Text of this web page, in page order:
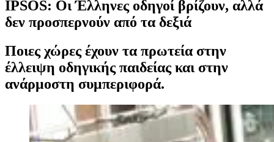
IPSOS: Οι Έλληνες οδηγοί βρίζουν, αλλά
δεν προσπερνούν από τα δεξιά
Ποιες χώρες έχουν τα πρωτεία στην
έλλειψη οδηγικής παιδείας και στην
ανάρμοστη συμπεριφορά.